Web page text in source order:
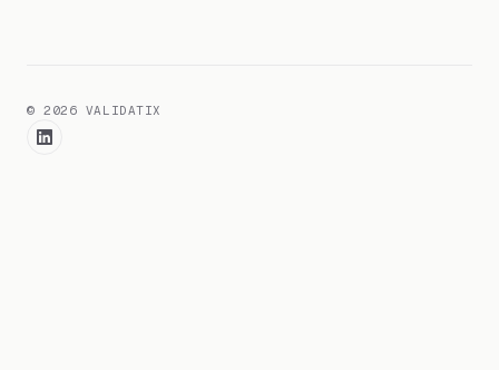
©2026 VALIDATIX